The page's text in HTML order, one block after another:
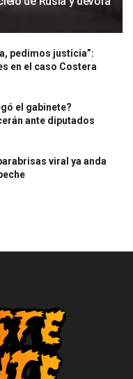
pedimos justicia”:
en el caso Costera
el gabinete?
ante diputados
viral ya anda